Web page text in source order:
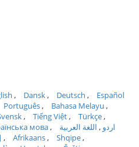
Dansk Deutsch
Español
Português
Bahasa Melayu
Tiếng Việt
Türkçe
мова اردو
اللغة العربية
Afrikaans
Shqipe